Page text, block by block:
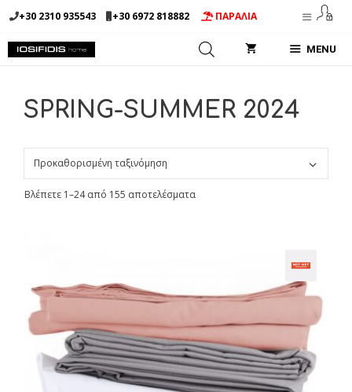
Μετάβαση
σε
περιεχόμενο
+30 2310 935543 +30 6972 818882 ΠΑΡΑΛΙΑ
MENU
SPRING-SUMMER 2024
Βλέπετε 1–24 από 155 αποτελέσματα